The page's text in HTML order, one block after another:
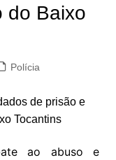
do Baixo
Polícia
ao abuso e